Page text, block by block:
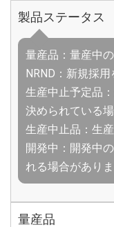
製品ステータス
量産品：量産中の
NRND：新規採用
生産中止予定品
決められている
生産中止品：生
開発中：開発中
れる場合がありま
量産品